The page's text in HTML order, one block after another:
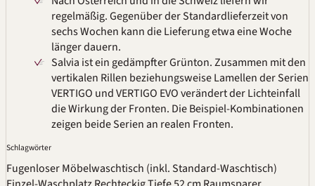
regelmäßig. Gegenüber der Standardlieferzeit von
sechs Wochen kann die Lieferung etwa eine Woche
länger dauern.
Salvia ist ein gedämpfter Grünton. Zusammen mit den
vertikalen Rillen beziehungsweise Lamellen der Serien
VERTIGO und VERTIGO EVO verändert der Lichteinfall
die Wirkung der Fronten. Die Beispiel-Kombinationen
zeigen beide Serien an realen Fronten.
Schlagwörter
Fugenloser Möbelwaschtisch (inkl. Standard-Waschtisch)